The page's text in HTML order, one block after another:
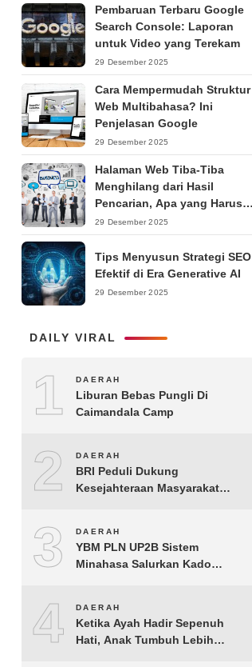
Pembaruan Terbaru Google
Search Console: Laporan
untuk Video yang Terekam
29 Desember 2025
Cara Mempermudah Struktur
Web Multibahasa? Ini
Penjelasan Google
29 Desember 2025
Halaman Web Tiba-Tiba
Menghilang dari Hasil
Pencarian, Apa yang Harus
Dilakukan?
29 Desember 2025
Tips Menyusun Strategi SEO
Efektif di Era Generative AI
29 Desember 2025
DAILY VIRAL
1 DAERAH
Liburan Bebas Pungli Di
Caimandala Camp
2 DAERAH
BRI Peduli Dukung
Kesejahteraan Masyarakat
3 DAERAH
YBM PLN UP2B Sistem
Minahasa Salurkan Kado
Tomohon
4 DAERAH
Ketika Ayah Hadir Sepenuh
Hati, Anak Tumbuh Lebih